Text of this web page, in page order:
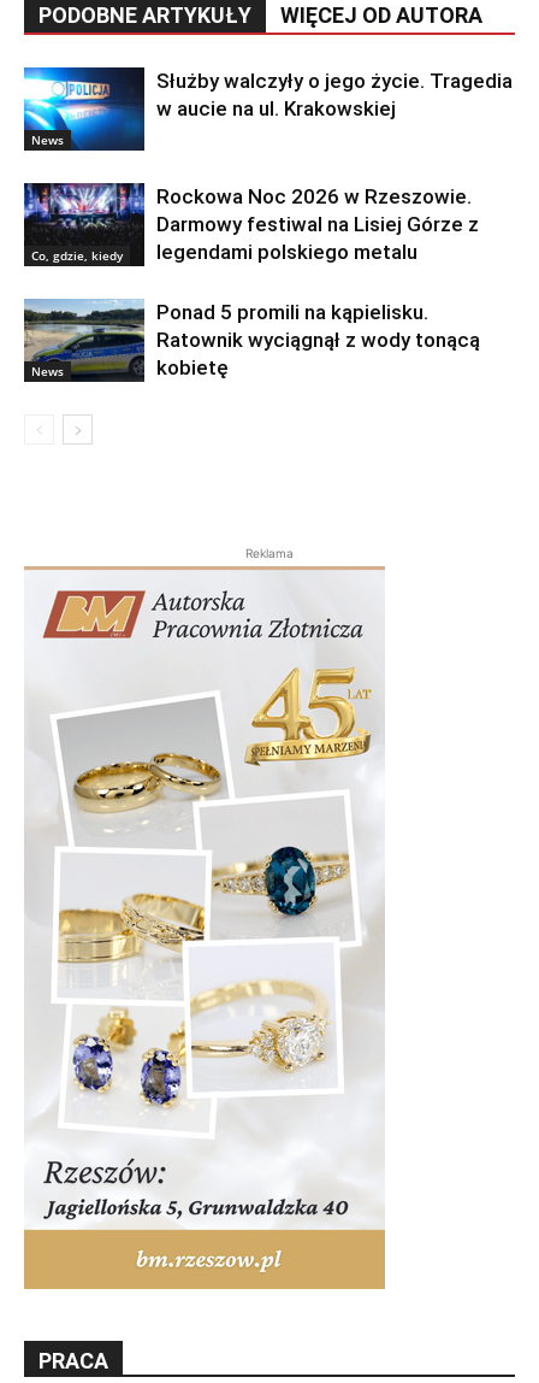
PODOBNE ARTYKUŁY WIĘCEJ OD AUTORA
News
Służby walczyły o jego życie. Tragedia
w aucie na ul. Krakowskiej
Co, gdzie, kiedy
Rockowa Noc 2026 w Rzeszowie.
Darmowy festiwal na Lisiej Górze z
legendami polskiego metalu
News
Ponad 5 promili na kąpielisku.
Ratownik wyciągnął z wody tonącą
kobietę
Reklama
PRACA